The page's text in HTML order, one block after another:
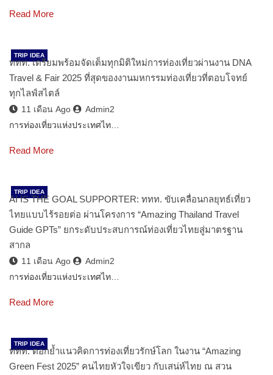
Read More
TRIP IDEA
ททท. เตรียมพร้อมจัดเต็มทุกมิติใหม่การท่องเที่ยวผ่านงาน DNA
Travel & Fair 2025 ที่สุดของงานมหกรรมท่องเที่ยวที่ตอบโจทย์
ทุกไลฟ์สไตล์
11 เดือน Ago
Admin2
การท่องเที่ยวแห่งประเทศไท…
Read More
TRIP IDEA
AI IS THE GOAL SUPPORTER: ททท. ขับเคลื่อนกลยุทธ์เที่ยว
ไทยแบบไร้รอยต่อ ผ่านโครงการ “Amazing Thailand Travel
Guide GPTs” ยกระดับประสบการณ์ท่องเที่ยวไทยสู่มาตรฐาน
สากล
11 เดือน Ago
Admin2
การท่องเที่ยวแห่งประเทศไท…
Read More
TRIP IDEA
ททท. ตอกย้ำแนวคิดการท่องเที่ยวรักษ์โลก ในงาน “Amazing
Green Fest 2025” คนไทยหัวใจเขียว กับเสน่ห์ไทย ณ สวน